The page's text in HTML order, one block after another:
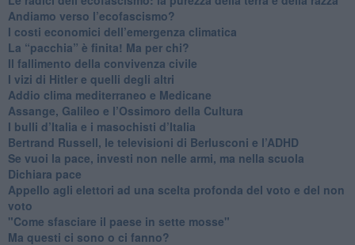
Andiamo verso l’ecofascismo?
I costi economici dell’emergenza climatica
​La “pacchia” è finita! Ma per chi?
​Il fallimento della convivenza civile
​I vizi di Hitler e quelli degli altri
Addio clima mediterraneo e Medicane
​Assange, Galileo e l’Ossimoro della Cultura
​I bulli d’Italia e i masochisti d’Italia
​Bertrand Russell, le televisioni di Berlusconi e l’ADHD
​Se vuoi la pace, investi non nelle armi, ma nella scuola
​Dichiara pace
​Appello agli elettori ad una scelta profonda del voto e del non
voto
"Come sfasciare il paese in sette mosse"
​Ma questi ci sono o ci fanno?